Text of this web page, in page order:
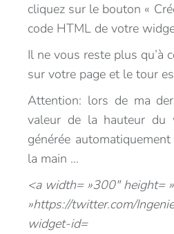
cliquez sur le bouton «
code HTML de votre
Il ne vous reste plus qu’à
sur votre page et le tour
Attention: lors de ma
valeur de la hauteur du
générée
la main …
<a width= »300″ height=
»https://twitter.com/
widget-id=